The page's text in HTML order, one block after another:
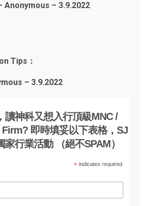
Anonymous – 3.9.2022
Tips：
– 3.9.2022
讀神科又想入行頂級MNC /
即時填妥以下表格，SJ
行業活動 （絕不SPAM）
*indicates required